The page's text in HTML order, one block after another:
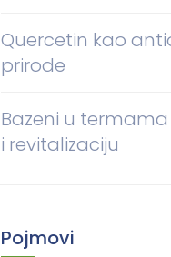
Quercetin kao
prirode
Bazeni u
i revitalizaciju
Pojmovi